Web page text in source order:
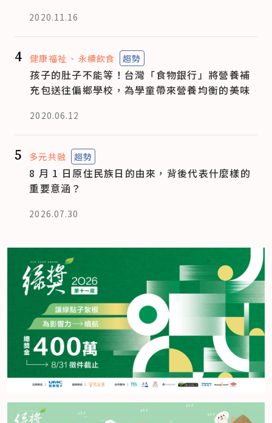
2020.11.16
4 健康福祉 永續飲食 趨勢
孩子的肚子不能等！台灣「食物銀行」將營養補
充包送往偏鄉學校，為學童帶來營養均衡的美味
2020.06.12
5 多元共融 趨勢
8 月 1 日原住民族日的由來，背後代表什麼樣的
重要意涵？
2026.07.30